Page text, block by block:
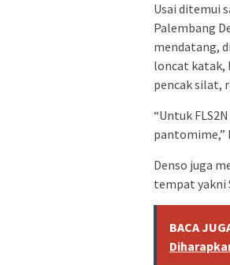
Usai ditemui
Palembang
mendatang,
loncat katak,
pencak silat,
“Untuk
pantomime,”
Denso juga
tempat yakni
BACA